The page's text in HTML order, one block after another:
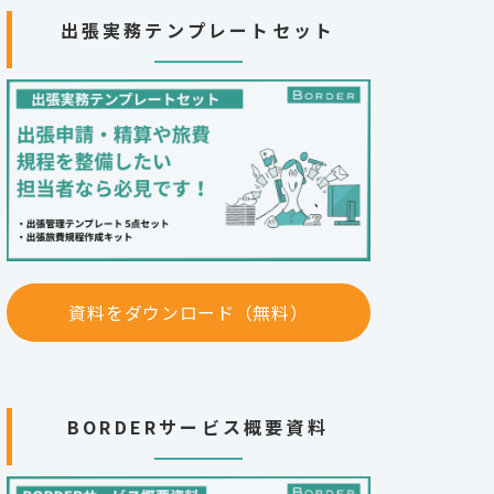
出張実務テンプレートセット
資料をダウンロード（無料）
BORDERサービス概要資料